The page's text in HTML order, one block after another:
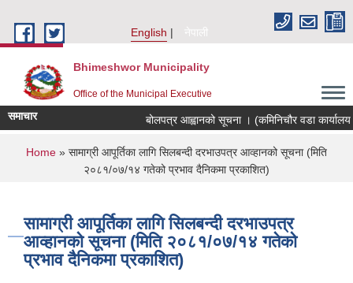
English
नेपाली
Bhimeshwor Municipality
Office of the Municipal Executive
समाचार बोलपत्र आह्वानको सूचना । (कमिनिचौर वडा
You are here
Home » सामाग्री आपूर्तिका लागि सिलबन्दी दरभाउपत्र आव्हानको सूचना (मिति
२०८१/०७/१४ गतेको प्रभाव दैनिकमा प्रकाशित)
सामाग्री आपूर्तिका लागि सिलबन्दी दरभाउपत्र
आव्हानको सूचना (मिति २०८१/०७/१४ गतेको
प्रभाव दैनिकमा प्रकाशित)